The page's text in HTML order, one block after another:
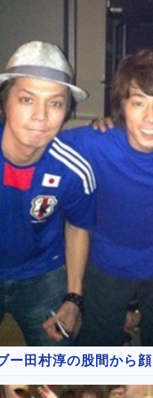
ー田村淳の股間から顔